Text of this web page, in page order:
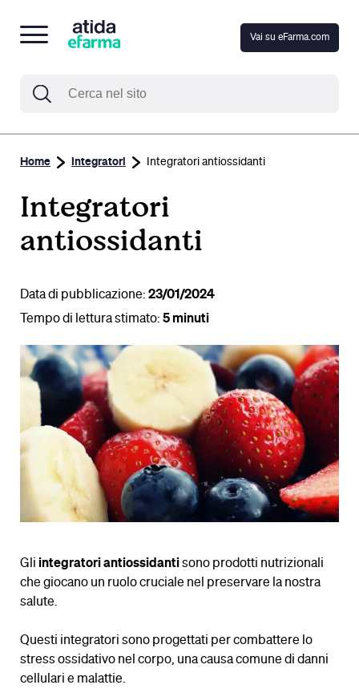
Vai su eFarma.com
Home Integratori Integratori antiossidanti
Integratori
antiossidanti
Data di pubblicazione: 23/01/2024
Tempo di lettura stimato: 5 minuti
Gli integratori antiossidantisono prodotti nutrizionali
che giocano un ruolo cruciale nel preservare la nostra
salute.
Questi integratori sono progettati per combattere lo
stress ossidativo nel corpo, una causa comune di danni
cellulari e malattie.